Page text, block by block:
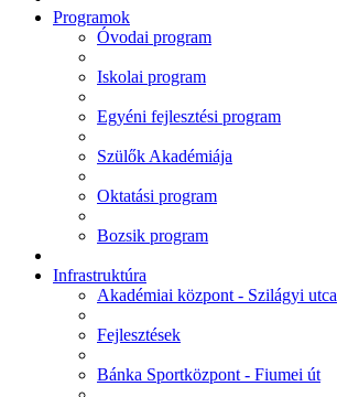
Programok
Óvodai program
Iskolai program
Egyéni fejlesztési program
Szülők Akadémiája
Oktatási program
Bozsik program
Infrastruktúra
Akadémiai központ - Szilágyi utca
Fejlesztések
Bánka Sportközpont - Fiumei út